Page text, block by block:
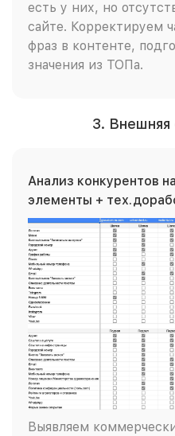
есть у них, но
сайте. Корректируем
фраз в контенте,
значения из ТОПа.
3. Внешняя
Анализ конкурентов
элементы +
Выявляем